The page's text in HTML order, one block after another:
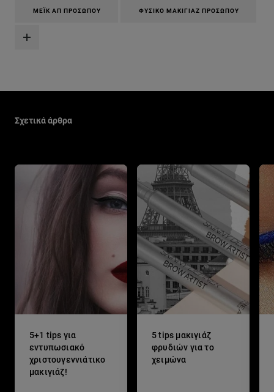
ΜΈΙΚ ΑΠ ΠΡΟΣΏΠΟΥ ΦΥΣΙΚΌ ΜΑΚΙΓΙΆΖ ΠΡΟΣΏΠΟΥ
Σχετικά άρθρα
5+1 tips για
εντυπωσιακό
χριστουγεννιάτικο
μακιγιάζ!
5 tips μακιγιάζ
φρυδιών για το
χειμώνα